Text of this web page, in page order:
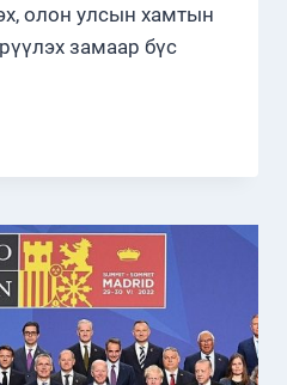
олон улсын хамтын
замаар бүс